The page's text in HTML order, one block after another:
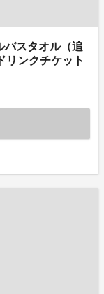
バスタオル（追
リンクチケット